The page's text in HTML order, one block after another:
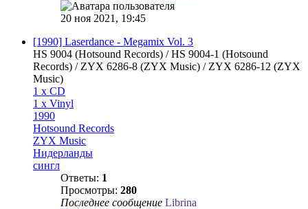
20 ноя 2021, 19:45
[1990] Laserdance - Megamix Vol. 3
HS 9004 (Hotsound Records) / HS 9004-1 (Hotsound
Records) / ZYX 6286-8 (ZYX Music) / ZYX 6286-12 (ZYX
Music)
1 x CD
1 x Vinyl
1990
Hotsound Records
ZYX Music
Нидерланды
сингл
Ответы: 1
Просмотры: 280
Последнее сообщение Librina